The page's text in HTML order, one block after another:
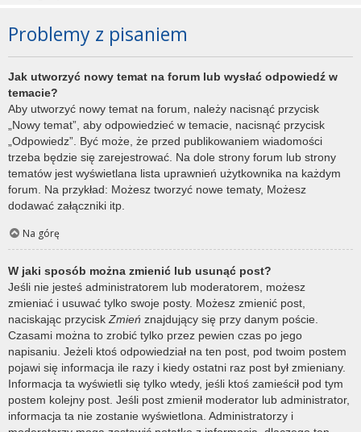
Problemy z pisaniem
Jak utworzyć nowy temat na forum lub wysłać odpowiedź w
temacie?
Aby utworzyć nowy temat na forum, należy nacisnąć przycisk
„Nowy temat”, aby odpowiedzieć w temacie, nacisnąć przycisk
„Odpowiedz”. Być może, że przed publikowaniem wiadomości
trzeba będzie się zarejestrować. Na dole strony forum lub strony
tematów jest wyświetlana lista uprawnień użytkownika na każdym
forum. Na przykład: Możesz tworzyć nowe tematy, Możesz
dodawać załączniki itp.
Na górę
W jaki sposób można zmienić lub usunąć post?
Jeśli nie jesteś administratorem lub moderatorem, możesz
zmieniać i usuwać tylko swoje posty. Możesz zmienić post,
naciskając przycisk Zmień znajdujący się przy danym poście.
Czasami można to zrobić tylko przez pewien czas po jego
napisaniu. Jeżeli ktoś odpowiedział na ten post, pod twoim postem
pojawi się informacja ile razy i kiedy ostatni raz post był zmieniany.
Informacja ta wyświetli się tylko wtedy, jeśli ktoś zamieścił pod tym
postem kolejny post. Jeśli post zmienił moderator lub administrator,
informacja ta nie zostanie wyświetlona. Administratorzy i